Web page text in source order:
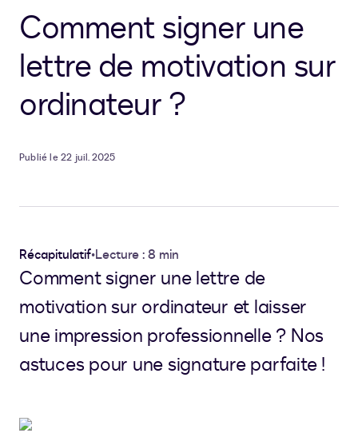
Comment signer une
lettre de motivation sur
ordinateur ?
Publié le 22 juil. 2025
Récapitulatif•Lecture : 8 min
Comment signer une lettre de
motivation sur ordinateur et laisser
une impression professionnelle ? Nos
astuces pour une signature parfaite !